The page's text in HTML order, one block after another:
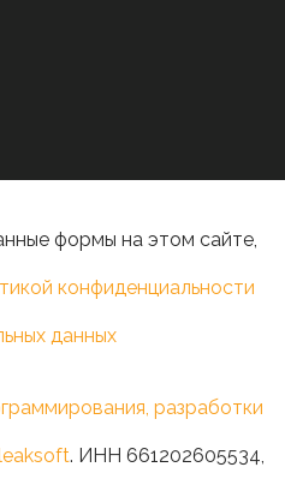
формы на этом сайте,
конфиденциальности
данных
разработки
. ИНН 661202605534,